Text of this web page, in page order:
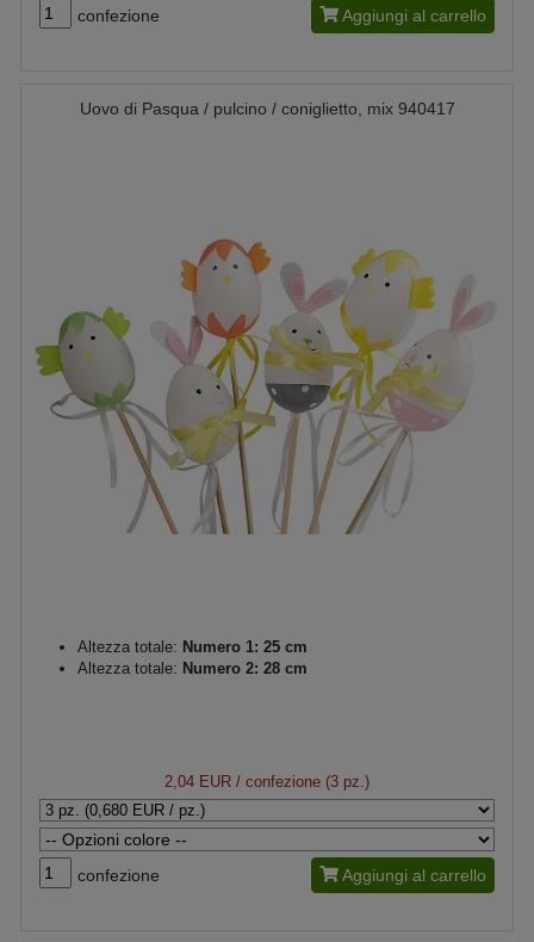
confezione Aggiungi al carrello
Uovo di Pasqua / pulcino / coniglietto, mix 940417
Altezza totale: Numero 1: 25 cm
Altezza totale: Numero 2: 28 cm
2,04 EUR / confezione (3 pz.)
confezione Aggiungi al carrello